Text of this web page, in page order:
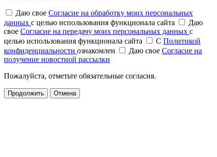
Даю свое Согласие на обработку моих персональных
данных с целью использования функционала сайта
Даю
свое Согласие на передачу моих персональных данных с
целью использования функционала сайта
С Политикой
конфиденциальности ознакомлен Даю свое Согласие на
получение новостной рассылки
Пожалуйста, отметьте обязательные согласия.
Продолжить Отмена